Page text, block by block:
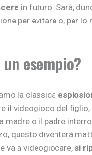
in futuro. Sarà,
per evitare o, per
esempio?
la classica
il videogioco del
madre o il padre
questo diventerà
va a videogiocare, si